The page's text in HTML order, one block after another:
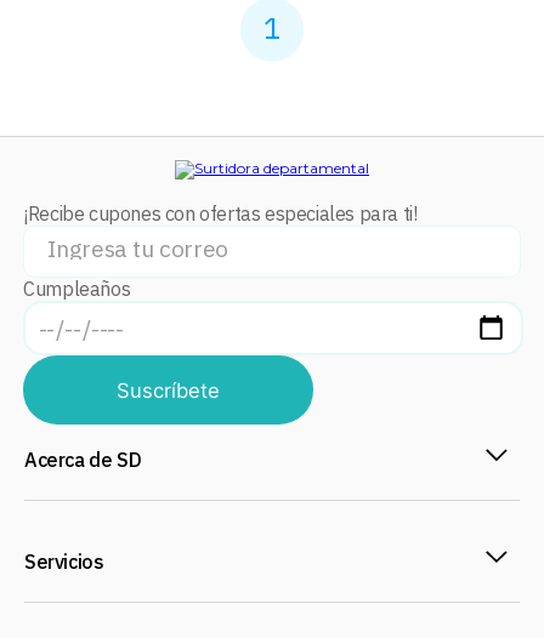
1
¡Recibe cupones con ofertas especiales para ti!
Cumpleaños
Suscríbete
Acerca de SD
Servicios